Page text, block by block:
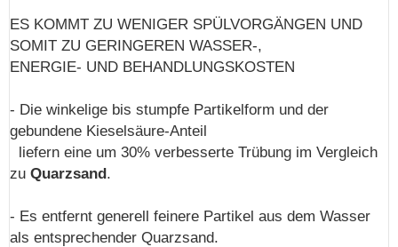
ES KOMMT ZU WENIGER SPÜLVORGÄNGEN UND
SOMIT ZU GERINGEREN WASSER-,
ENERGIE- UND BEHANDLUNGSKOSTEN
- Die winkelige bis stumpfe Partikelform und der
gebundene Kieselsäure-Anteil
liefern eine um 30% verbesserte Trübung im Vergleich
zu Quarzsand.
- Es entfernt generell feinere Partikel aus dem Wasser
als entsprechender Quarzsand.